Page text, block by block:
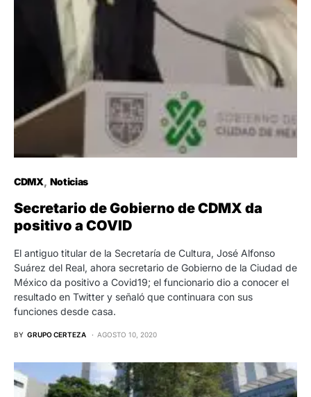
CDMX Noticias
Secretario de Gobierno de CDMX da
positivo a COVID
El antiguo titular de la Secretaría de Cultura, José Alfonso
Suárez del Real, ahora secretario de Gobierno de la Ciudad de
México da positivo a Covid19; el funcionario dio a conocer el
resultado en Twitter y señaló que continuara con sus
funciones desde casa.
BY GRUPO CERTEZA AGOSTO 10, 2020